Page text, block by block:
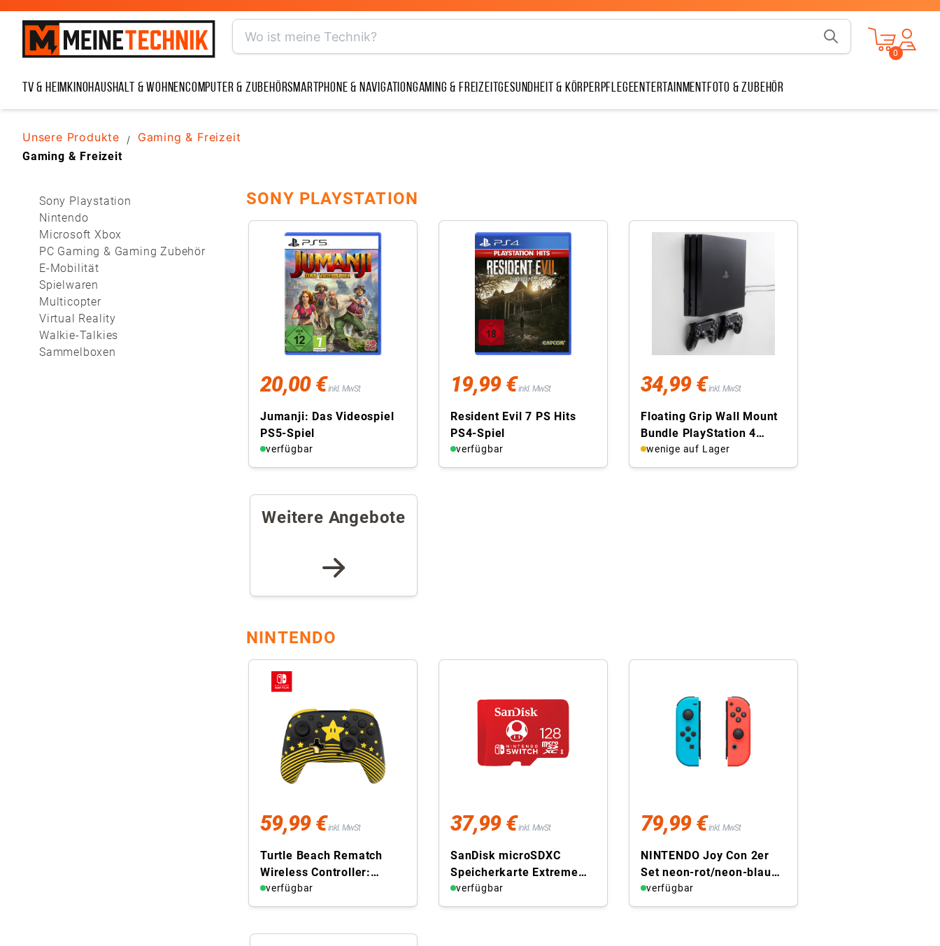
0
TV & HeimkinoHaushalt & WohnenComputer & ZubehörSmartphone & NavigationGaming & FreizeitGesundheit & KörperpflegeEntertainmentFoto & Zubehör
Unsere Produkte / Gaming & Freizeit
Gaming & Freizeit
Sony Playstation
Nintendo
Microsoft Xbox
PC Gaming & Gaming Zubehör
E-Mobilität
Spielwaren
Multicopter
Virtual Reality
Walkie-Talkies
Sammelboxen
SONY PLAYSTATION
20,00 €inkl. MwSt
Jumanji: Das Videospiel
PS5-Spiel
verfügbar
19,99 €inkl. MwSt
Resident Evil 7 PS Hits
PS4-Spiel
verfügbar
34,99 €inkl. MwSt
Floating Grip Wall Mount
Bundle PlayStation 4
Wandhalterung, PS4 + 2x
...
wenige auf Lager
Weitere Angebote
NINTENDO
59,99 €inkl. MwSt
Turtle Beach Rematch
Wireless Controller:
Super Mario Star –
Nintendo Switch, ...
verfügbar
37,99 €inkl. MwSt
SanDisk microSDXC
Speicherkarte Extreme
128GB Nintendo Switch
verfügbar
79,99 €inkl. MwSt
NINTENDO Joy Con 2er
Set neon-rot/neon-blau
Nintendo Switch
Controller
verfügbar